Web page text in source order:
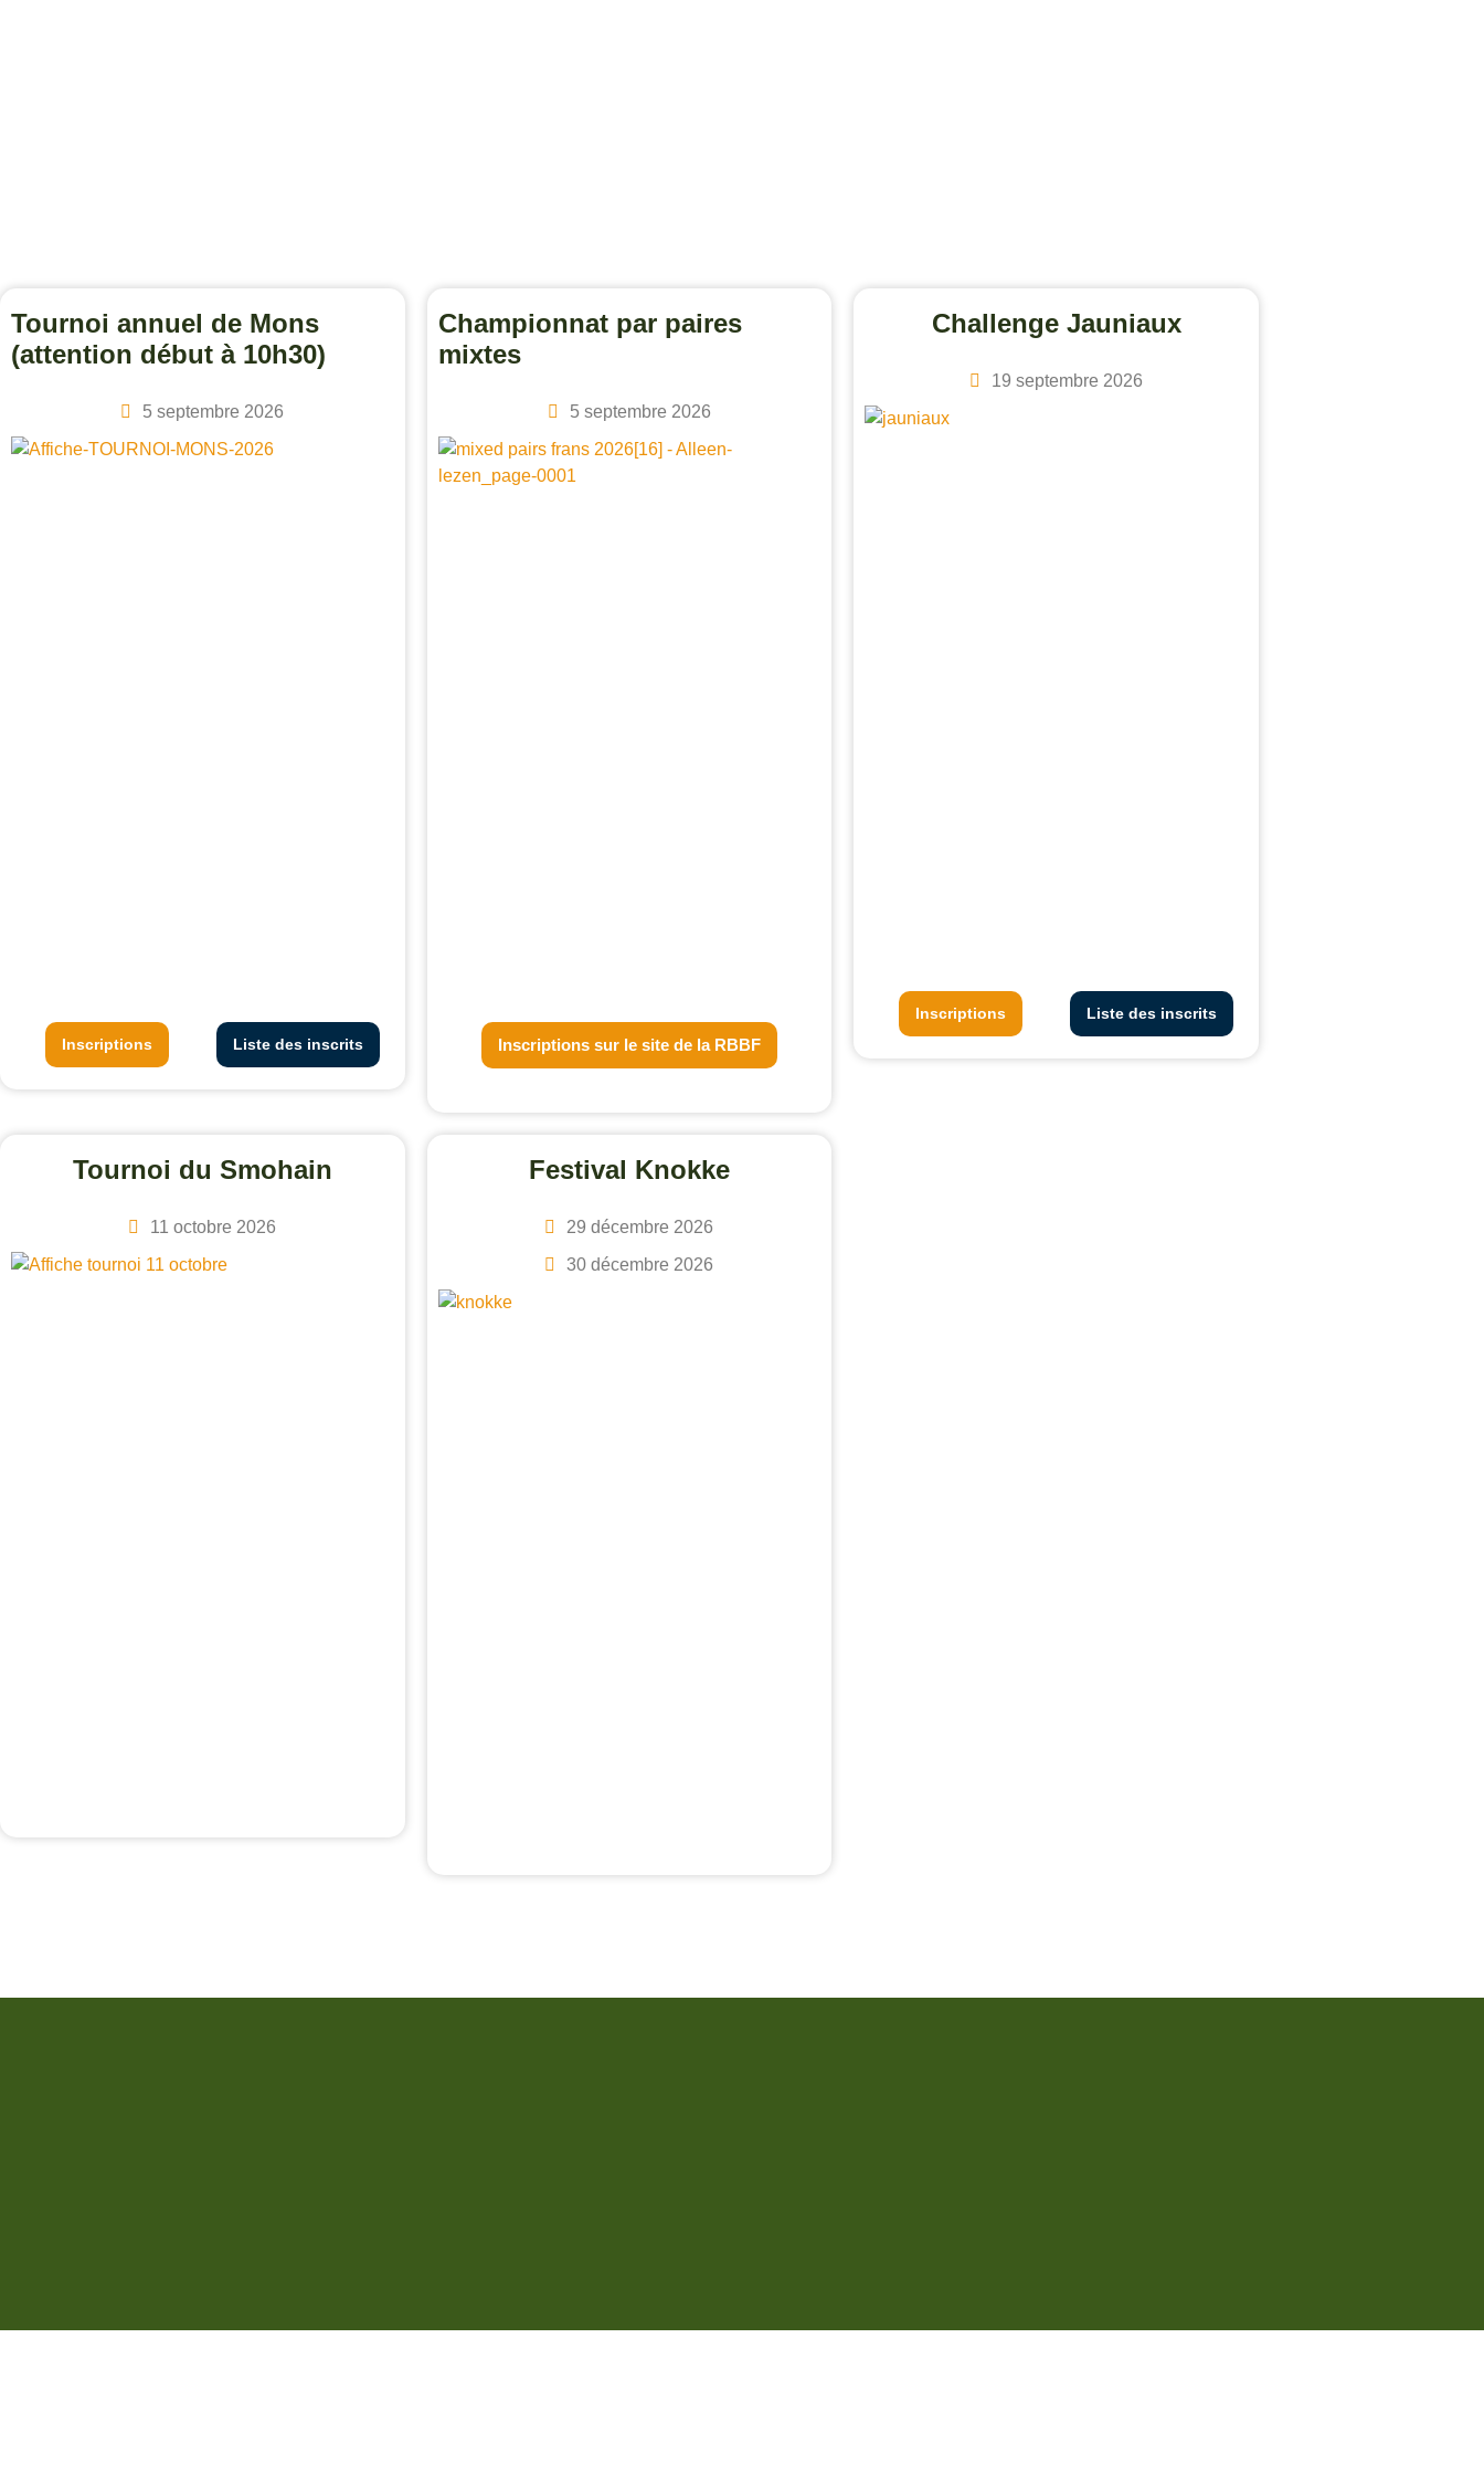
Tournoi annuel de Mons
(attention début à 10h30)
5 septembre 2026
Inscriptions Liste des inscrits
Championnat par paires
mixtes
5 septembre 2026
Inscriptions sur le site de la RBBF
Challenge Jauniaux
19 septembre 2026
Inscriptions Liste des inscrits
Tournoi du Smohain
11 octobre 2026
Festival Knokke
29 décembre 2026
30 décembre 2026